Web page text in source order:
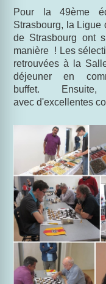
Pour la 49ème
Strasbourg, la Ligue
de Strasbourg ont
manière ! Les
retrouvées à la
déjeuner en
buffet.
avec d'excellentes